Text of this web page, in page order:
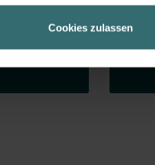
maßgeschneiderte
über einen Link in der
Cookies zulassen